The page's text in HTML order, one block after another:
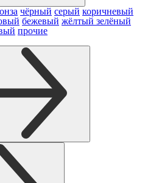
чёрный серый коричневый
бежевый жёлтый зелёный
прочие